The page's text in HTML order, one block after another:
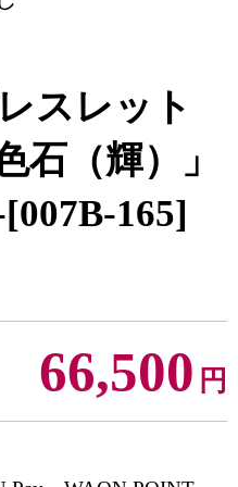
スレット
石（輝）」
[007B-165]
66,500 円